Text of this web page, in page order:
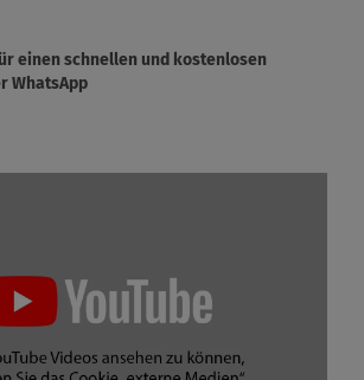
einen schnellen und kostenlosen
WhatsApp